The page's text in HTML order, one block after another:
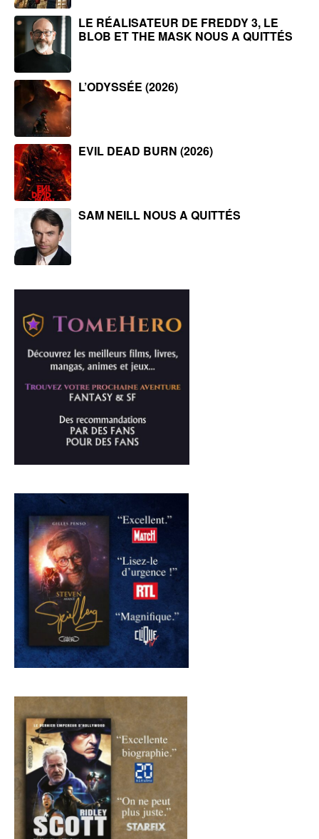
LE RÉALISATEUR DE FREDDY 3, LE
BLOB ET THE MASK NOUS A QUITTÉS
L’ODYSSÉE (2026)
EVIL DEAD BURN (2026)
SAM NEILL NOUS A QUITTÉS